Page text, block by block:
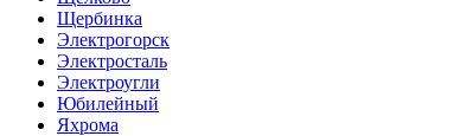
Щербинка
Электрогорск
Электросталь
Электроугли
Юбилейный
Яхрома